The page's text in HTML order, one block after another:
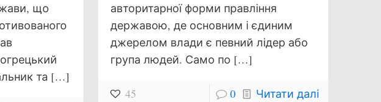
що
та […]
авторитарної форми правління
державою, де основним і єдиним
джерелом влади є певний лідер або
група людей. Само по […]
45 0 Читати далі